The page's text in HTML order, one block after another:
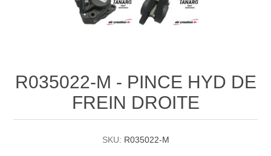
R035022-M - PINCE HYD DE
FREIN DROITE
SKU: R035022-M